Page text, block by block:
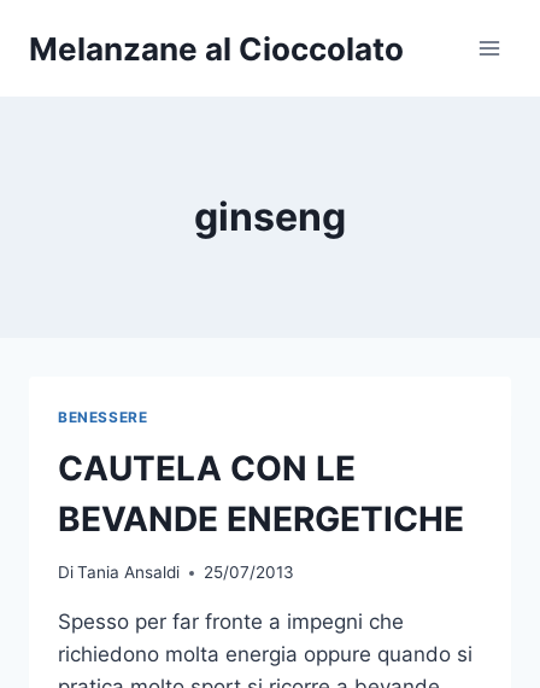
Melanzane al Cioccolato
ginseng
BENESSERE
CAUTELA CON LE
BEVANDE ENERGETICHE
DiTania Ansaldi 25/07/2013
Spesso per far fronte a impegni che
richiedono molta energia oppure quando si